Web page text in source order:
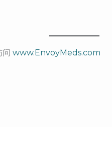
问 www.EnvoyMeds.com